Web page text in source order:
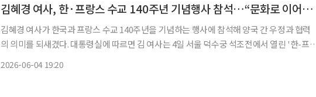
김혜경 여사, 한·프랑스 수교 140주년 기념행사 참석…“문화로 이어진 우정”
김혜경 여사가 한국과 프랑스 수교 140주년을 기념하는 행사에 참석해 양국 간 우정과 협력
의 의미를 되새겼다. 대통령실에 따르면 김 여사는 4일 서울 덕수궁 석조전에서 열린 '한-프랑
2026-06-04 19:20